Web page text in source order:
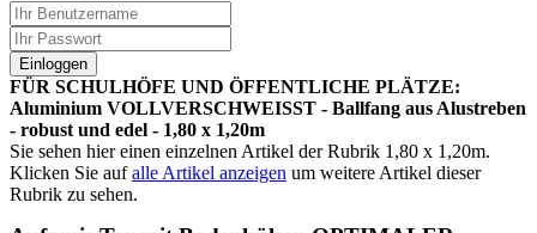
Einloggen
FÜR SCHULHÖFE UND ÖFFENTLICHE PLÄTZE:
Aluminium VOLLVERSCHWEISST - Ballfang aus Alustreben
- robust und edel - 1,80 x 1,20m
Sie sehen hier einen einzelnen Artikel der Rubrik 1,80 x 1,20m.
Klicken Sie aufalle Artikel anzeigen um weitere Artikel dieser
Rubrik zu sehen.